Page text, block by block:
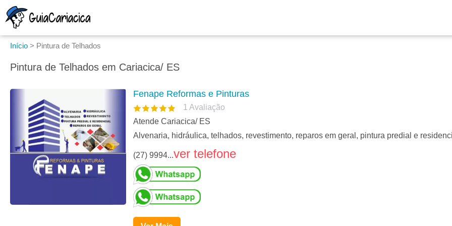
Início > Pintura de Telhados
Pintura de Telhados em Cariacica/ ES
Fenape Reformas e Pinturas
1 Avaliação
Atende Cariacica/ ES
Alvenaria, hidráulica, telhados, revestimento, reparos em geral, pintura predial e
(27) 9994...ver telefone